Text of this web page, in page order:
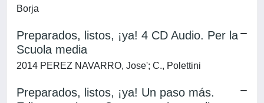
Borja
Preparados, listos, ¡ya! 4 CD Audio. Per la
Scuola media
2014 PEREZ NAVARRO, Jose'; C., Polettini
Preparados, listos, ¡ya! Un paso más.